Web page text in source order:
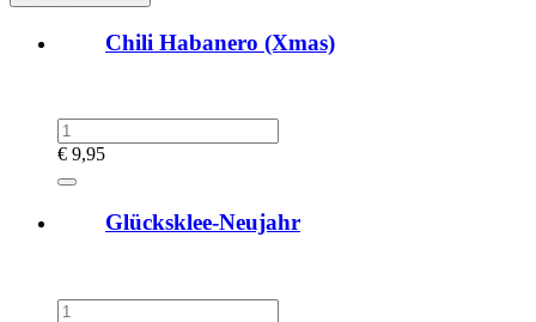
Chili Habanero (Xmas)
€ 9,95
Glücksklee-Neujahr